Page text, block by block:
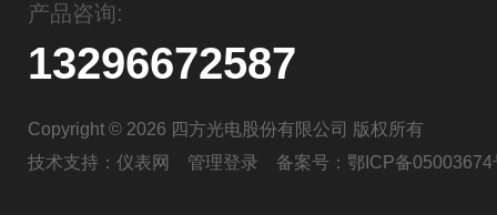
产品咨询:
13296672587
Copyright © 2026 四方光电股份有限公司 版权所有
技术支持： 仪表网 管理登录 备案号： 鄂ICP备05003674